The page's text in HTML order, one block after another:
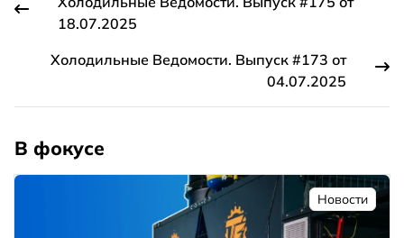
18.07.2025
Холодильные Ведомости. Выпуск #173 от
04.07.2025
В фокусе
Новости